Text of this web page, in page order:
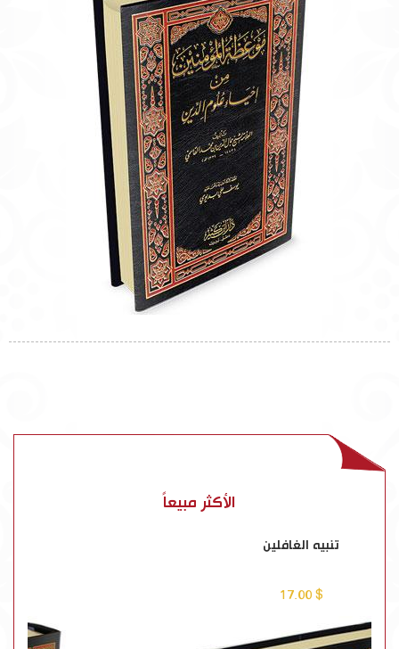
الأكثر مبيعاً